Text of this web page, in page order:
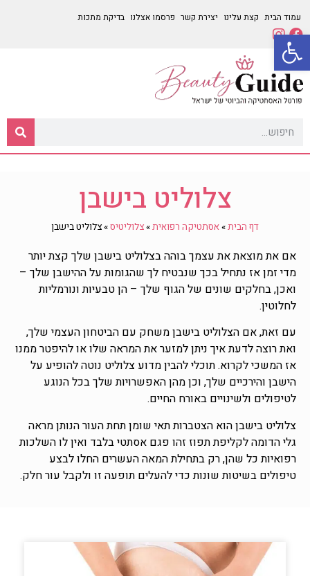
עמוד הבית קצת עלינו יצירת קשר פרסמו אצלנו בדיקת מתכות
צלוליט בישבן
דף הבית»אסתטיקה רפואית»צלוליטיס»צלוליט בישבן
אם את מוצאת את עצמך בוהה בצלוליט בישבן שלך קצת יותר
מדי זמן אז נתחיל בכך שנבטיח לך שהגומות על ההישבן שלך –
ואכן, בחלקים שונים של הגוף שלך – הן טבעיות ונורמליות
לחלוטין.
עם זאת, אם הצלוליט בישבן משחק עם הביטחון העצמי שלך,
ואת רוצה לדעת איך ניתן למזער את המראה שלו או להיפטר ממנו
אז המשכי לקרוא. תוכלי להבין מדוע צלוליט נוטה להופיע על
הישבן והירכיים שלך, וכן מהן האפשרויות שלך בכל הנוגע
לטיפולים ולשינויים באורח החיים.
צלוליט בישבן הוא הצטברות תאי שומן תחת העור הנותן מראה
גלי הדומה לקליפת תפוז זהו פגם אסתטי בלבד ואין לו השלכות
רפואיות כל שהן, רק בתחילת המאה העשרים החלו לבצע
טיפולים בשיטות שונות כדי להעלים תופעה זו ולקבל עור חלק.
פתח סרגל נגישות